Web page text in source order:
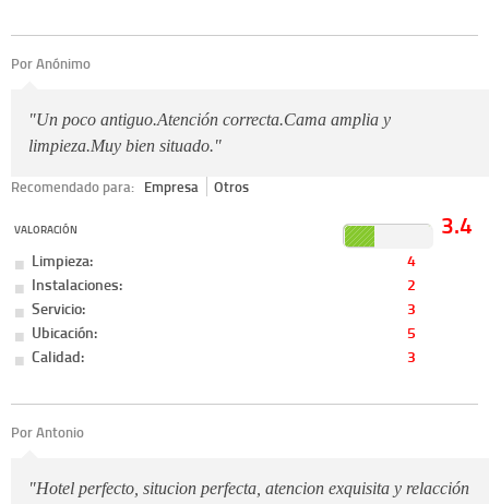
Por Anónimo
"Un poco antiguo.Atención correcta.Cama amplia y
limpieza.Muy bien situado."
Recomendado para: Empresa Otros
VALORACIÓN 3.4
Limpieza:
4
Instalaciones:
2
Servicio:
3
Ubicación:
5
Calidad:
3
Por Antonio
"Hotel perfecto, situcion perfecta, atencion exquisita y relacción